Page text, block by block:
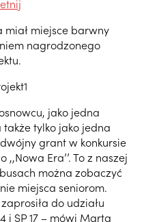
miał miejsce barwny
nagrodzonego
jako jedna
także tylko jako jedna
grant w konkursie
Era’’. To z naszej
można zobaczyć
miejsca seniorom.
do udziału
i SP 17 – mówi Marta